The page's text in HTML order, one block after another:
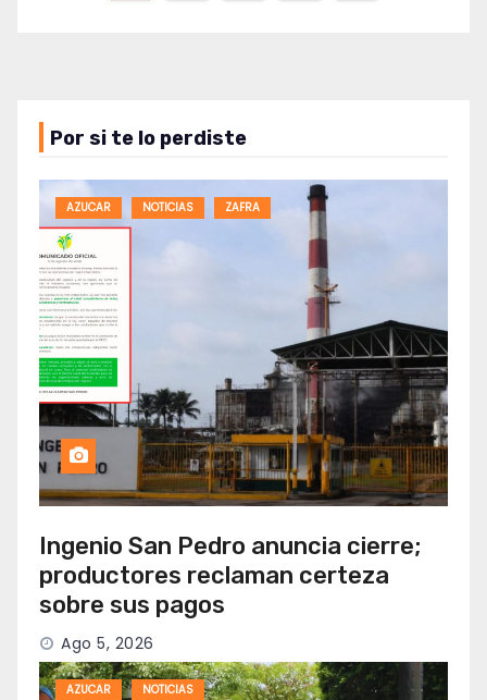
Por si te lo perdiste
AZUCAR NOTICIAS ZAFRA
Ingenio San Pedro anuncia cierre;
productores reclaman certeza
sobre sus pagos
Ago 5, 2026
AZUCAR NOTICIAS